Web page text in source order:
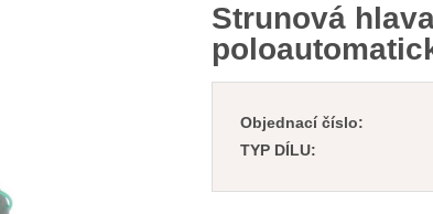
Strunová
Objednací číslo:
TYP DÍLU: